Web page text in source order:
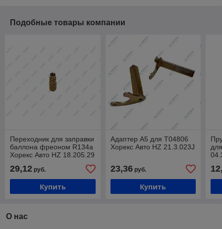
Подобные товары компании
Переходник для заправки
баллона фреоном R134a
Хорекс Авто HZ 18.205.29
29,12 руб.
Купить
Адаптер A5 для T04806
Хорекс Авто HZ 21.3.023J
23,36руб.
Купить
О нас